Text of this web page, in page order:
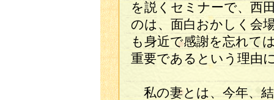
を説くセミナーで、西
のは、面白おかしく会
も身近で感謝を忘れて
重要であるという理由
私の妻とは、今年、